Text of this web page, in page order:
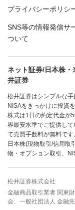
プライバシーポリシ
SNS等の情報発信サ
ついて
ネット証券/日本株
井証券
松井証券はシンプルな
NISAをきっかけに投資
株式は1日の約定代金が
界最安水準でご提供し
て売買手数料が無料です
日本株(現物取引/信用取
物・オプション取引、
松井証券株式会社
金融商品取引業者 関東
会、一般社団法人 金融